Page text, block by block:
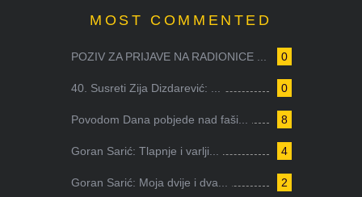
MOST COMMENTED
0
POZIV ZA PRIJAVE NA RADIONICE ...
0
40. Susreti Zija Dizdarević: ...
8
Povodom Dana pobjede nad faši...
4
Goran Sarić: Tlapnje i varlji...
2
Goran Sarić: Moja dvije i dva...